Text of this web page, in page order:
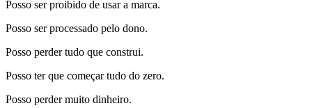
Posso ser proibido de usar a marca.
Posso ser processado pelo dono.
Posso perder tudo que construi.
Posso ter que começar tudo do zero.
Posso perder muito dinheiro.